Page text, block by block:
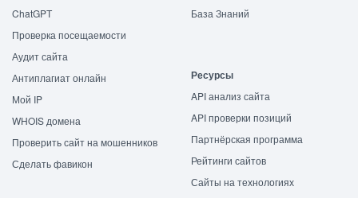
ChatGPT
Проверка посещаемости
Аудит сайта
Антиплагиат онлайн
Мой IP
WHOIS домена
Проверить сайт на мошенников
Сделать фавикон
База Знаний
Ресурсы
API анализ сайта
API проверки позиций
Партнёрская программа
Рейтинги сайтов
Сайты на технологиях